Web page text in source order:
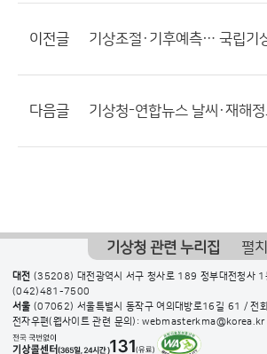
이전글
다음글
기상청 관련 누리집 펼
대전 (35208) 대전광역시 서구 청사로 189 정부대전청사
(042)481-7500
서울 (07062) 서울특별시 동작구 여의대방로16길 61 / 전
전자우편(웹사이트 관련 문의): webmasterkma@korea.kr